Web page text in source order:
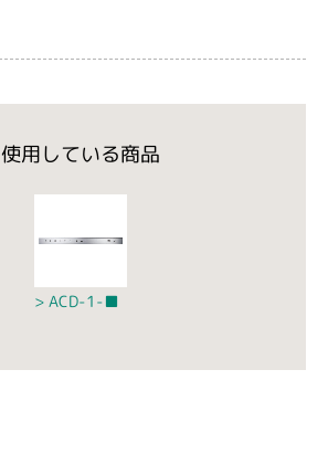
使用している商品
ACD-1-■